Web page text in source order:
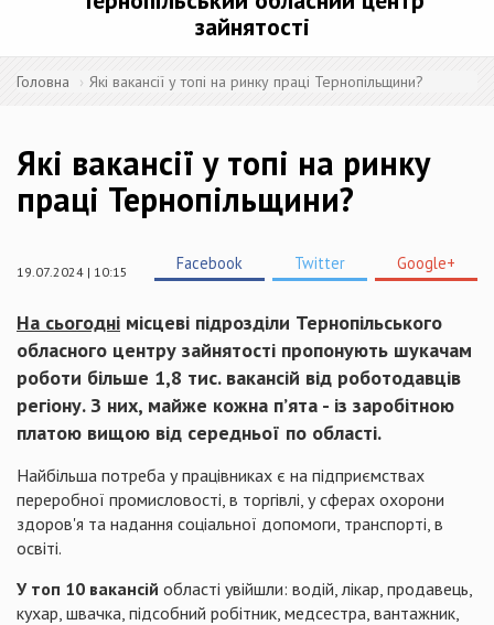
зайнятості
Головна Які вакансії у топі на ринку праці Тернопільщини?
Які вакансії у топі на ринку
праці Тернопільщини?
19.07.2024 | 10:15 Facebook Twitter Google+
На сьогодні місцеві підрозділи Тернопільського
обласного центру зайнятості пропонують шукачам
роботи більше 1,8 тис. вакансій від роботодавців
регіону. З них, майже кожна п’ята - із заробітною
платою вищою від середньої по області.
Найбільша потреба у працівниках є на підприємствах
переробної промисловості, в торгівлі, у сферах охорони
здоров'я та надання соціальної допомоги, транспорті, в
освіті.
У топ 10 вакансій області увійшли: водій, лікар, продавець,
кухар, швачка, підсобний робітник, медсестра, вантажник,